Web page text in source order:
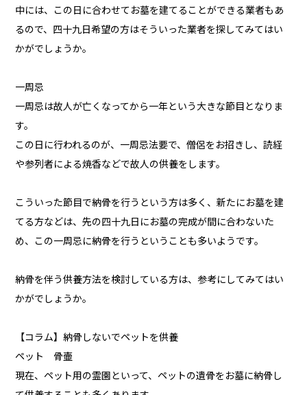
中には、この日に合わせてお墓を建てることができる業者もあ
るので、四十九日希望の方はそういった業者を探してみてはい
かがでしょうか。
一周忌
一周忌は故人が亡くなってから一年という大きな節目となりま
す。
この日に行われるのが、一周忌法要で、僧侶をお招きし、読経
や参列者による焼香などで故人の供養をします。
こういった節目で納骨を行うという方は多く、新たにお墓を建
てる方などは、先の四十九日にお墓の完成が間に合わないた
め、この一周忌に納骨を行うということも多いようです。
納骨を伴う供養方法を検討している方は、参考にしてみてはい
かがでしょうか。
【コラム】納骨しないでペットを供養
ペット 骨壷
現在、ペット用の霊園といって、ペットの遺骨をお墓に納骨し